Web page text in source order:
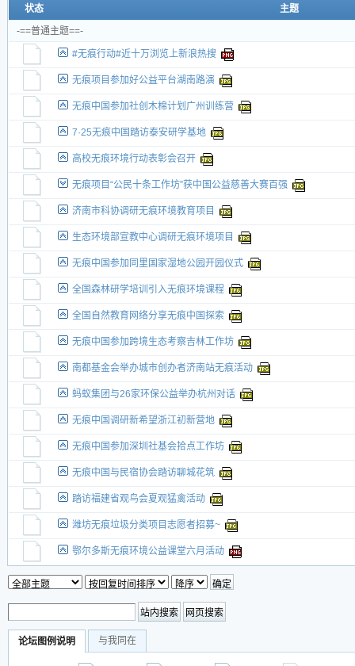
新的主题
投票帖
新小字报
状态
主题
-==普通主题==-
#无痕行动#近十万浏览上新浪热搜
无痕项目参加好公益平台湖南路演
无痕中国参加社创木棉计划广州训练营
7·25无痕中国踏访泰安研学基地
高校无痕环境行动表彰会召开
无痕项目“公民十条工作坊”获中国公益慈善大赛百强
济南市科协调研无痕环境教育项目
生态环境部宣教中心调研无痕环境项目
无痕中国参加同里国家湿地公园开园仪式
全国森林研学培训引入无痕环境课程
全国自然教育网络分享无痕中国探索
无痕中国参加跨境生态考察吉林工作坊
南都基金会举办城市创办者济南站无痕活动
蚂蚁集团与26家环保公益举办杭州对话
无痕中国调研新希望浙江初新营地
无痕中国参加深圳社基会拾点工作坊
无痕中国与民宿协会踏访聊城花筑
踏访福建省观鸟会夏观猛禽活动
潍坊无痕垃圾分类项目志愿者招募~
鄂尔多斯无痕环境公益课堂六月活动
论坛图例说明 与我同在